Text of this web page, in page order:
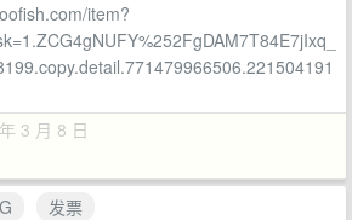
item?
3 月 8 日
发票